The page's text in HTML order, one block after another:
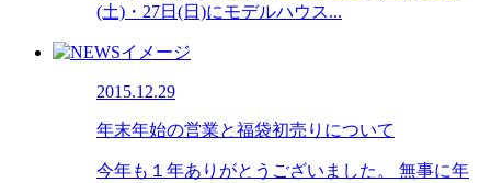
(土)・27日(日)にモデルハウス...
2015.12.29
年末年始の営業と福袋初売りについて
今年も１年ありがとうございました。 無事に年